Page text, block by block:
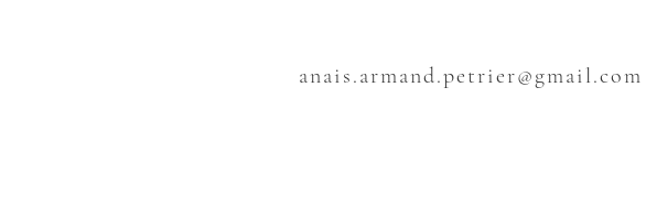
anais.armand.petrier@gmail.com